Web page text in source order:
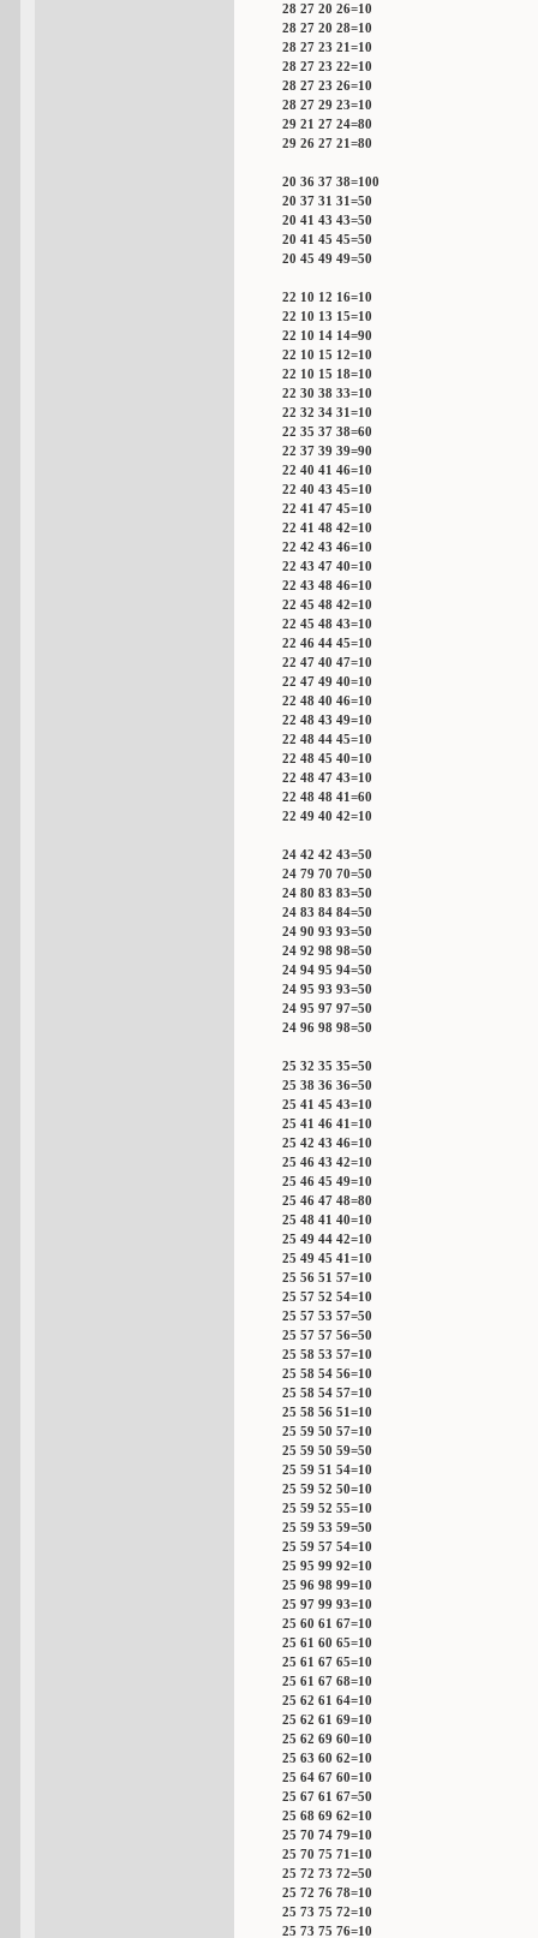
28 27 20 26=10
28 27 20 28=10
28 27 23 21=10
28 27 23 22=10
28 27 23 26=10
28 27 29 23=10
29 21 27 24=80
29 26 27 21=80
20 36 37 38=100
20 37 31 31=50
20 41 43 43=50
20 41 45 45=50
20 45 49 49=50
22 10 12 16=10
22 10 13 15=10
22 10 14 14=90
22 10 15 12=10
22 10 15 18=10
22 30 38 33=10
22 32 34 31=10
22 35 37 38=60
22 37 39 39=90
22 40 41 46=10
22 40 43 45=10
22 41 47 45=10
22 41 48 42=10
22 42 43 46=10
22 43 47 40=10
22 43 48 46=10
22 45 48 42=10
22 45 48 43=10
22 46 44 45=10
22 47 40 47=10
22 47 49 40=10
22 48 40 46=10
22 48 43 49=10
22 48 44 45=10
22 48 45 40=10
22 48 47 43=10
22 48 48 41=60
22 49 40 42=10
24 42 42 43=50
24 79 70 70=50
24 80 83 83=50
24 83 84 84=50
24 90 93 93=50
24 92 98 98=50
24 94 95 94=50
24 95 93 93=50
24 95 97 97=50
24 96 98 98=50
25 32 35 35=50
25 38 36 36=50
25 41 45 43=10
25 41 46 41=10
25 42 43 46=10
25 46 43 42=10
25 46 45 49=10
25 46 47 48=80
25 48 41 40=10
25 49 44 42=10
25 49 45 41=10
25 56 51 57=10
25 57 52 54=10
25 57 53 57=50
25 57 57 56=50
25 58 53 57=10
25 58 54 56=10
25 58 54 57=10
25 58 56 51=10
25 59 50 57=10
25 59 50 59=50
25 59 51 54=10
25 59 52 50=10
25 59 52 55=10
25 59 53 59=50
25 59 57 54=10
25 95 99 92=10
25 96 98 99=10
25 97 99 93=10
25 60 61 67=10
25 61 60 65=10
25 61 67 65=10
25 61 67 68=10
25 62 61 64=10
25 62 61 69=10
25 62 69 60=10
25 63 60 62=10
25 64 67 60=10
25 67 61 67=50
25 68 69 62=10
25 70 74 79=10
25 70 75 71=10
25 72 73 72=50
25 72 76 78=10
25 73 75 72=10
25 73 75 76=10